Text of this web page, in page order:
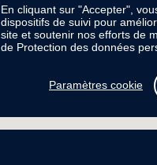
En cliquant sur "Accepter",
dispositifs de suivi pour
site et soutenir nos efforts de
de Protection des données
Paramètres cookie